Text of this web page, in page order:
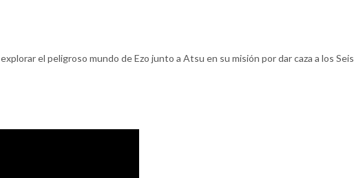
el peligroso mundo de Ezo junto a Atsu en su misión por dar caza a los Seis